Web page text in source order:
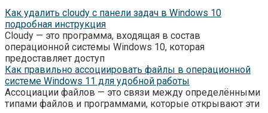
Как удалить cloudy с панели задач в Windows 10
подробная инструкция
Cloudy — это программа, входящая в состав
операционной системы Windows 10, которая
предоставляет доступ
Как правильно ассоциировать файлы в операционной
системе Windows 11 для удобной работы
Ассоциации файлов — это связи между определёнными
типами файлов и программами, которые открывают эти